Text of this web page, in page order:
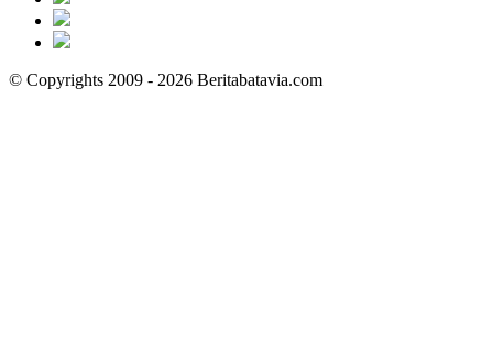
© Copyrights 2009 - 2026 Beritabatavia.com